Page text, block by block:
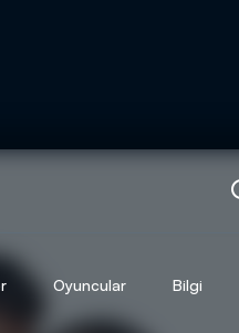
Oyuncular Bilgi